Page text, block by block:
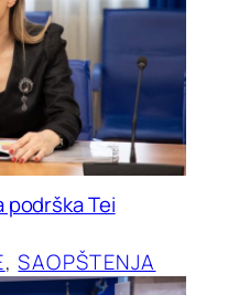
podrška Tei
, SAOPŠTENJA